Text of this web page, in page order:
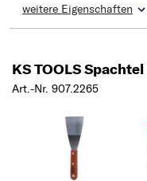
weitere Eigenschaften
KS TOOLS Spachtel
Art.-Nr. 907.2265